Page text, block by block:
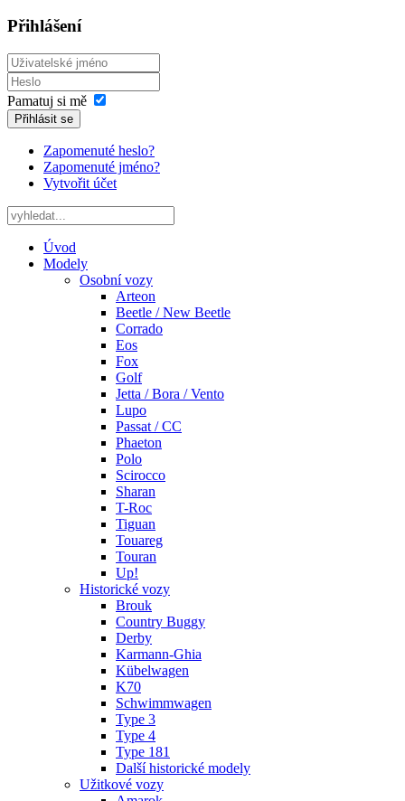
Přihlášení
Pamatuj si mě
Přihlásit se
Zapomenuté heslo?
Zapomenuté jméno?
Vytvořit účet
Úvod
Modely
Osobní vozy
Arteon
Beetle / New Beetle
Corrado
Eos
Fox
Golf
Jetta / Bora / Vento
Lupo
Passat / CC
Phaeton
Polo
Scirocco
Sharan
T-Roc
Tiguan
Touareg
Touran
Up!
Historické vozy
Brouk
Country Buggy
Derby
Karmann-Ghia
Kübelwagen
K70
Schwimmwagen
Type 3
Type 4
Type 181
Další historické modely
Užitkové vozy